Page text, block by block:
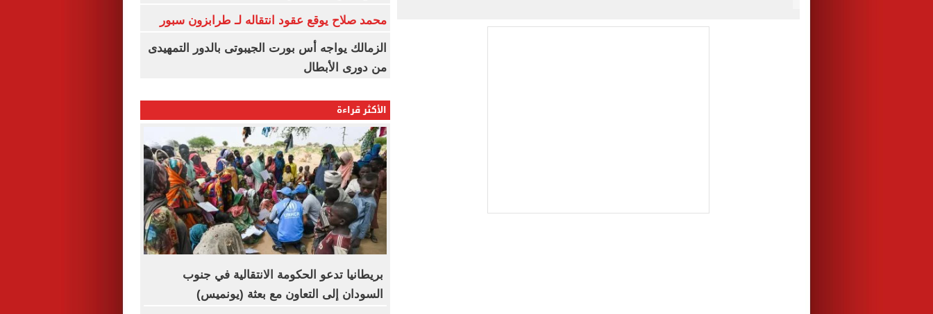
محمد صلاح يوقع عقود انتقاله لـ طرابزون سبور
الزمالك يواجه أس بورت الجيبوتى بالدور التمهيدى
من دورى الأبطال
الأكثر قراءة
بريطانيا تدعو الحكومة الانتقالية في جنوب
السودان إلى التعاون مع بعثة (يونميس)